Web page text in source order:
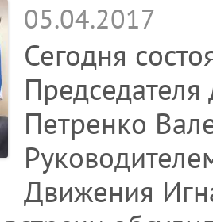
05.04.2017
Сегодня
Петренко
Движения